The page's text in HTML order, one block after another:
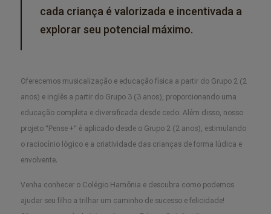
cada criança é valorizada e incentivada a
explorar seu potencial máximo.
Oferecemos musicalização e educação física a partir do Grupo 2 (2
anos) e inglês a partir do Grupo 3 (3 anos), proporcionando uma
educação completa e diversificada desde cedo. Além disso, nosso
projeto "Pense +" é aplicado desde o Grupo 2 (2 anos), estimulando
o raciocínio lógico e a criatividade das crianças de forma lúdica e
envolvente.
Venha conhecer o Colégio Hamônia e descubra como podemos
ajudar seu filho a trilhar um caminho de sucesso e felicidade!